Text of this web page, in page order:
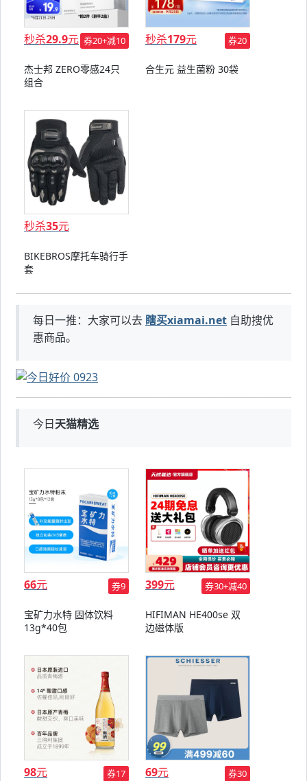
秒杀29.9元 券20+减10
杰士邦 ZERO零感24只
组合
秒杀179元 券20
合生元 益生菌粉 30袋
秒杀35元
BIKEBROS摩托车骑行手
套
每日一推：大家可以去 瞎买xiamai.net 自助搜优
惠商品。
今日天猫精选
66元 券9
宝矿力水特 固体饮料
13g*40包
399元 券30+减40
HIFIMAN HE400se 双
边磁体版
98元 券17 69元 券30